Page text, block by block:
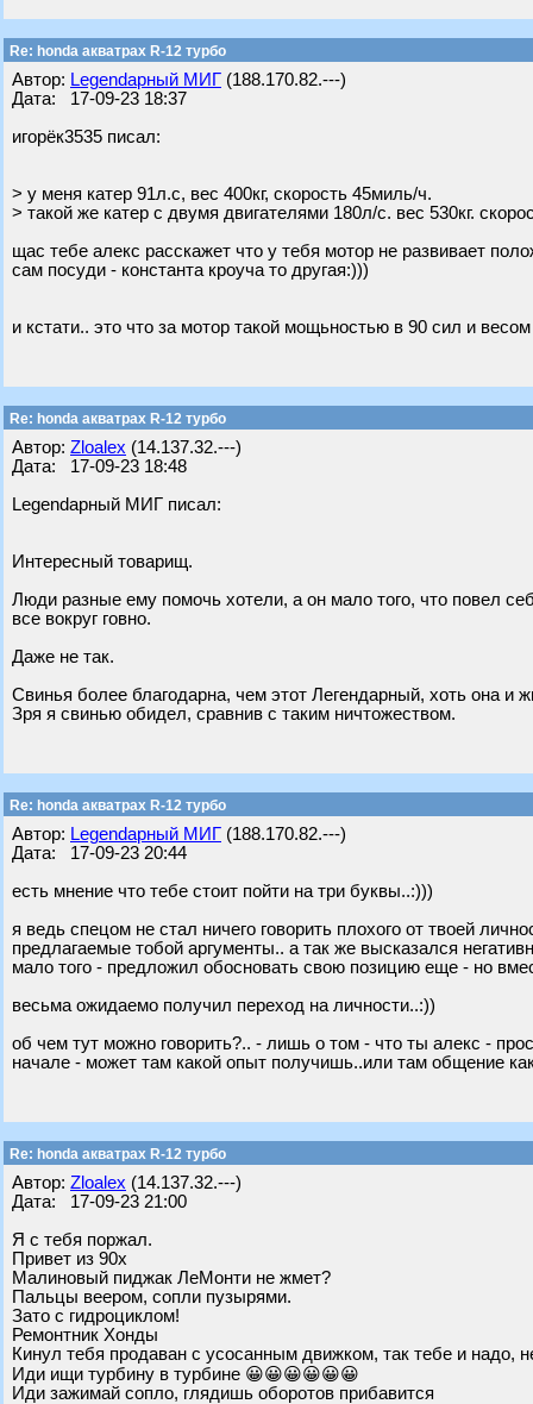
Re: honda акватрах R-12 турбо
Автор: Legendарный МИГ (188.170.82.---)
Дата: 17-09-23 18:37
игорёк3535 писал:
> у меня катер 91л.с, вес 400кг, скорость 45миль/ч.
> такой же катер с двумя двигателями 180л/с. вес 530кг.
щас тебе алекс расскажет что у тебя мотор не развивает
сам посуди - константа кроуча то другая:)))
и кстати.. это что за мотор такой мощьностью в 90 сил и
Re: honda акватрах R-12 турбо
Автор: Zloalex (14.137.32.---)
Дата: 17-09-23 18:48
Legendарный МИГ писал:
Интересный товарищ.
Люди разные ему помочь хотели, а он мало того, что повел
все вокруг говно.
Даже не так.
Свинья более благодарна, чем этот Легендарный, хоть она и
Зря я свинью обидел, сравнив с таким ничтожеством.
Re: honda акватрах R-12 турбо
Автор: Legendарный МИГ (188.170.82.---)
Дата: 17-09-23 20:44
есть мнение что тебе стоит пойти на три буквы..:)))
я ведь спецом не стал ничего говорить плохого от твоей
предлагаемые тобой аргументы.. а так же высказался
мало того - предложил обосновать свою позицию еще - но
весьма ожидаемо получил переход на личности..:))
об чем тут можно говорить?.. - лишь о том - что ты алекс -
начале - может там какой опыт получишь..или там общение
Re: honda акватрах R-12 турбо
Автор: Zloalex (14.137.32.---)
Дата: 17-09-23 21:00
Я с тебя поржал.
Привет из 90х
Малиновый пиджак ЛеМонти не жмет?
Пальцы веером, сопли пузырями.
Зато с гидроциклом!
Ремонтник Хонды
Кинул тебя продаван с усосанным движком, так тебе и надо,
Иди ищи турбину в турбине 😀😀😀😀😀😀
Иди зажимай сопло, глядишь оборотов прибавится